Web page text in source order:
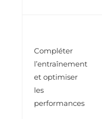
Compléter
l’entraînement
et optimiser
les
performances